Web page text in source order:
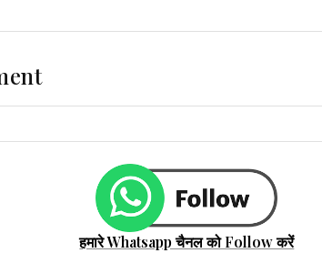
हमारे Whatsapp चैनल को Follow करें